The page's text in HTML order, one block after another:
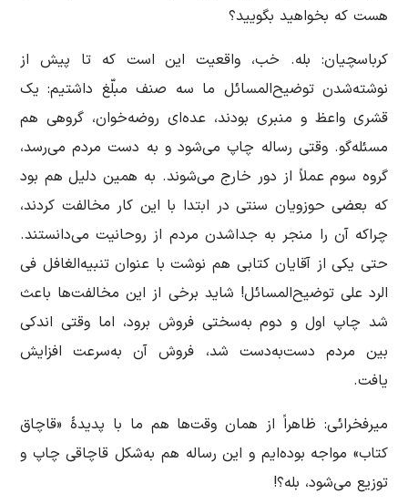
هست که بخواهید بگویید؟
کرباسچیان: بله. خب، واقعیت این است که تا پیش از
نوشته‌شدن توضیح‌المسائل ما سه صنف مبلّغ داشتیم: یک
قشری واعظ و منبری بودند، عده‌ای روضه‌خوان، گروهی هم
مسئله‌گو. وقتی رساله چاپ می‌شود و به دست مردم می‌رسد،
گروه سوم عملاً از دور خارج می‌شوند. به همین دلیل هم بود
که بعضی حوزویان سنتی در ابتدا با این کار مخالفت کردند،
چراکه آن را منجر به جداشدن مردم از روحانیت می‌دانستند.
حتی یکی از آقایان کتابی هم نوشت با عنوان تنبیه‌الغافل فی
الرد علی توضیح‌المسائل! شاید برخی از این مخالفت‌ها باعث
شد چاپ اول و دوم به‌سختی فروش برود، اما وقتی اندکی
بین مردم دست‌به‌دست شد، فروش آن به‌سرعت افزایش
یافت.
میرفخرائی: ظاهراً از همان وقت‌ها هم ما با پدیدۀ «قاچاق
کتاب» مواجه بوده‌ایم و این رساله هم به‌شکل قاچاقی چاپ و
توزیع می‌شود، بله؟!